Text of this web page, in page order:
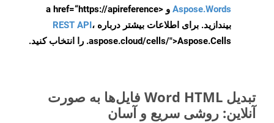
Aspose.Words
و <a href=“https://apireference
بیندازید. برای اطلاعات بیشتر درباره REST API،
.aspose.cloud/cells/">Aspose.Cells را انتخاب کنید.
تبدیل Word HTML فایل‌ها به صورت
آنلاین: روشی سریع و آسان